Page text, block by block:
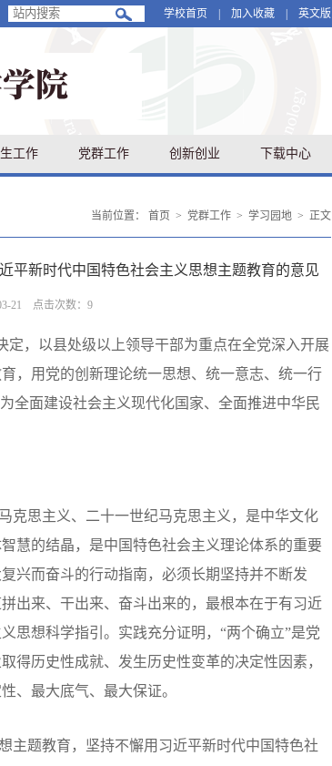
学校首页 加入收藏 英文版
工作 党群工作 创新创业 下载中心
当前位置： 首页 > 党群工作 > 学习园地 > 正文
平新时代中国特色社会主义思想主题教育的意见
21 点击次数： 9
定，以县处级以上领导干部为重点在全党深入开展
，用党的创新理论统一思想、统一意志、统一行
全面建设社会主义现代化国家、全面推进中华民
克思主义、二十一世纪马克思主义，是中华文化
慧的结晶，是中国特色社会主义理论体系的重要
兴而奋斗的行动指南，必须长期坚持并不断发
出来、干出来、奋斗出来的，最根本在于有习近
思想科学指引。实践充分证明， “两个确立”是党
得历史性成就、发生历史性变革的决定性因素，
、最大底气、最大保证。
主题教育，坚持不懈用习近平新时代中国特色社